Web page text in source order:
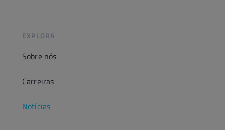
EXPLORA
Sobre nós
Carreiras
Notícias